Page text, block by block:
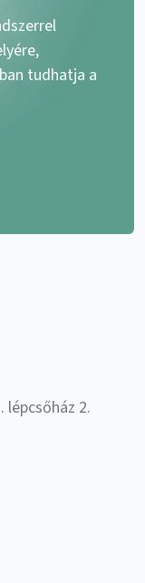
tudhatja a
lépcsőház 2.